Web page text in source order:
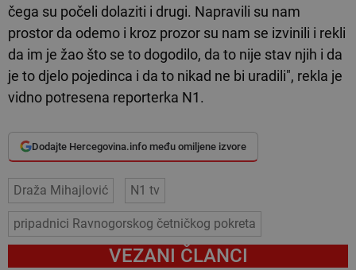
čega su počeli dolaziti i drugi. Napravili su nam
prostor da odemo i kroz prozor su nam se izvinili i rekli
da im je žao što se to dogodilo, da to nije stav njih i da
je to djelo pojedinca i da to nikad ne bi uradili", rekla je
vidno potresena reporterka N1.
Dodajte Hercegovina.info među omiljene izvore
Draža Mihajlović N1 tv
pripadnici Ravnogorskog četničkog pokreta
VEZANI ČLANCI